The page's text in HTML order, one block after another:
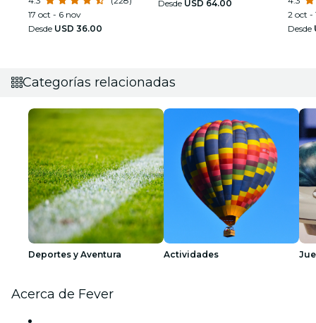
17 oct - 6 nov
Desde USD 36.00
Desde USD 64.00
2 oct -
Desde
Categorías relacionadas
Deportes y Aventura Actividades
Acerca de Fever